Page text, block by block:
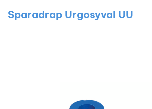
Sparadrap Urgosyval UU